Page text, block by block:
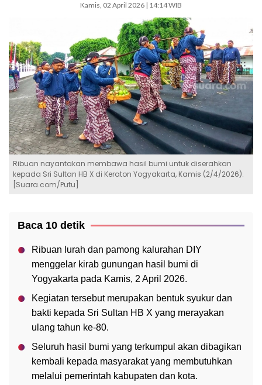
Kamis, 02 April 2026 | 14:14 WIB
Ribuan nayantakan membawa hasil bumi untuk diserahkan
kepada Sri Sultan HB X di Keraton Yogyakarta, Kamis (2/4/2026).
[Suara.com/Putu]
Baca 10 detik
Ribuan lurah dan pamong kalurahan DIY
menggelar kirab gunungan hasil bumi di
Yogyakarta pada Kamis, 2 April 2026.
Kegiatan tersebut merupakan bentuk syukur dan
bakti kepada Sri Sultan HB X yang merayakan
ulang tahun ke-80.
Seluruh hasil bumi yang terkumpul akan dibagikan
kembali kepada masyarakat yang membutuhkan
melalui pemerintah kabupaten dan kota.